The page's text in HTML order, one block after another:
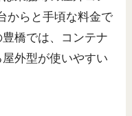
からと手頃な料金で
橋では、コンテナ
外型が使いやすい